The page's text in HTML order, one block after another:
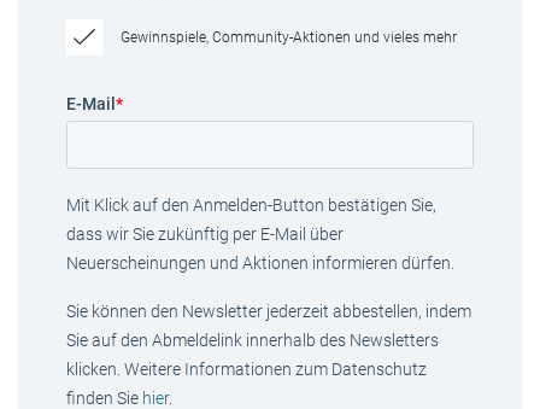
Gewinnspiele, Community-Aktionen und vieles mehr
E-Mail *
Mit Klick auf den Anmelden-Button bestätigen Sie,
dass wir Sie zukünftig per E-Mail über
Neuerscheinungen und Aktionen informieren dürfen.
Sie können den Newsletter jederzeit abbestellen, indem
Sie auf den Abmeldelink innerhalb des Newsletters
klicken. Weitere Informationen zum Datenschutz
finden Sie hier.